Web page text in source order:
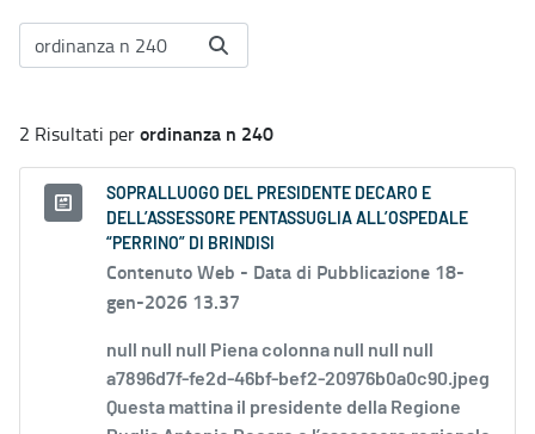
2 Risultati perordinanza n 240
SOPRALLUOGO DEL PRESIDENTE DECARO E
DELL’ASSESSORE PENTASSUGLIA ALL’OSPEDALE
“PERRINO” DI BRINDISI
Contenuto Web - Data di Pubblicazione 18-
gen-2026 13.37
null null null Piena colonna null null null
a7896d7f-fe2d-46bf-bef2-20976b0a0c90.jpeg
Questa mattina il presidente della Regione